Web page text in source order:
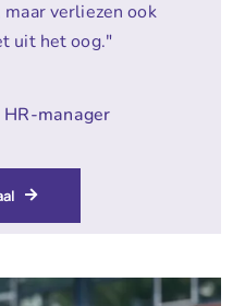
verliezen ook
uit het oog."
manager